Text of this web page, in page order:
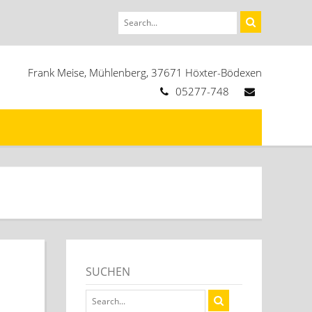
Frank Meise, Mühlenberg, 37671 Höxter-Bödexen
05277-748
SUCHEN